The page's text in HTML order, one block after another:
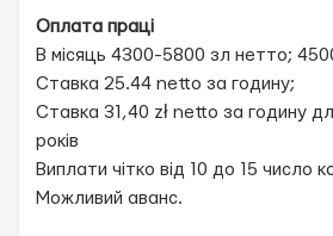
Оплата праці
В місяць 4300-5800 зл нетто;
Ставка 25.44 netto за годину;
Ставка 31,40 zł netto за годину
років
Виплати чітко від 10 до 15 число
Можливий аванс.